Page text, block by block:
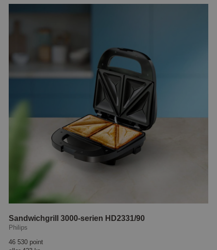
Sandwichgrill 3000-serien HD2331/90
Philips
46 530 point